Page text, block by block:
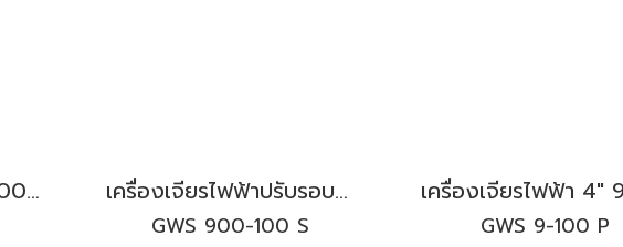
เครื่องเจียรไฟฟ้า 4" 900W. BOSCH รุ่น GWS 900-100 สวิตช์ข้างล็อค เครื่องเจียรไฟฟ้าปรับรอบ 4" 900W. BOSCH รุ่น GWS 900-100 S สวิตช์ข้างล็อค
GWS 900-100 S GWS 9-100 P